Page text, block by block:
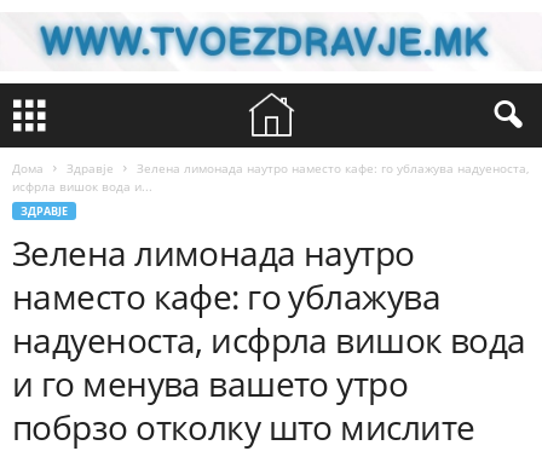
Дома Здравје
Зелена лимонада наутро наместо кафе: го ублажува надуеноста,
исфрла вишок вода и...
ЗДРАВЈЕ
Зелена лимонада наутро
наместо кафе: го ублажува
надуеноста, исфрла вишок вода
и го менува вашето утро
побрзо отколку што мислите